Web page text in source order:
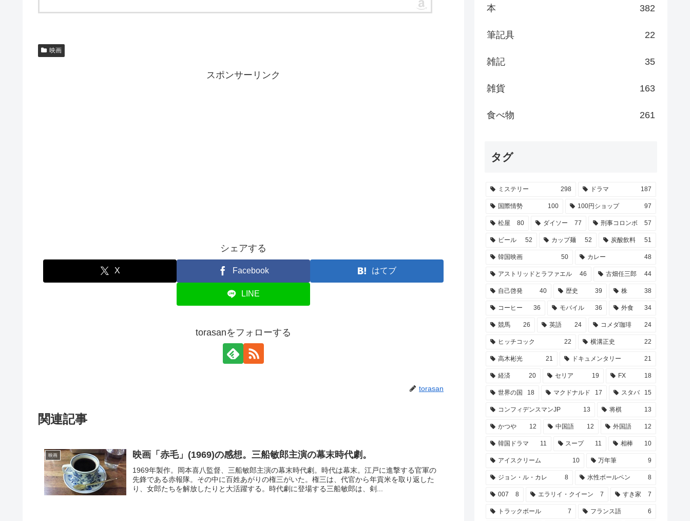
映画
スポンサーリンク
シェアする
X Facebook はてブ
LINE
torasanをフォローする
torasan
関連記事
映画 映画「赤毛」(1969)の感想。三船敏郎主演の幕末時代劇。
1969年製作。岡本喜八監督、三船敏郎主演の幕末時代劇。時代は幕末。江戸に進撃する官軍の
先鋒である赤報隊。その中に百姓あがりの権三がいた。権三は、代官から年貢米を取り返した
り、女郎たちを解放したりと大活躍する。時代劇に登場する三船敏郎は、剣...
本 382
筆記具 22
雑記 35
雑貨 163
食べ物 261
タグ
ミステリー 298 ドラマ 187
国際情勢 100 100円ショップ 97
松屋 80 ダイソー 77 刑事コロンボ 57
ビール 52 カップ麺 52 炭酸飲料 51
韓国映画 50 カレー 48
アストリッドとラファエル 46 古畑任三郎 44
自己啓発 40 歴史 39 株 38
コーヒー 36 モバイル 36 外食 34
競馬 26 英語 24 コメダ珈琲 24
ヒッチコック 22 横溝正史 22
高木彬光 21 ドキュメンタリー 21
経済 20 セリア 19 FX 18
世界の国 18 マクドナルド 17 スタバ 15
コンフィデンスマンJP 13 将棋 13
かつや 12 中国語 12 外国語 12
韓国ドラマ 11 スープ 11 相棒 10
アイスクリーム 10 万年筆 9
ジョン・ル・カレ 8 水性ボールペン 8
007 8 エラリイ・クイーン 7 すき家 7
トラックボール 7 フランス語 6